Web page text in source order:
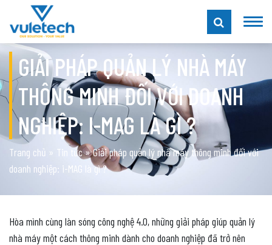
GIẢI PHÁP QUẢN LÝ NHÀ MÁY
THÔNG MINH ĐỐI VỚI DOANH
NGHIỆP: I-MAG LÀ GÌ ?
Trang chủ » Tin tức»Giải pháp quản lý nhà máy thông minh đối với
doanh nghiệp: i-MAG là gì ?
Hòa mình cùng làn sóng công nghệ 4.0, những giải pháp giúp quản lý
nhà máy một cách thông minh dành cho doanh nghiệp đã trở nên